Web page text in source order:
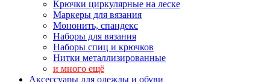
Крючки циркулярные на леске
Маркеры для вязания
Мононить, спандекс
Наборы для вязания
Наборы спиц и крючков
Нитки металлизированные
и много ещё
Аксессуары для одежды и обуви